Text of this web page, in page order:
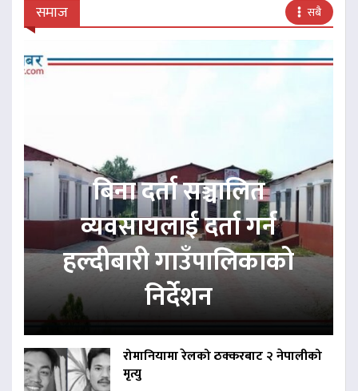
समाज सबै
बिना दर्ता सञ्चालित
व्यवसायलाई दर्ता गर्न
हल्दीबारी गाउँपालिकाको
निर्देशन
रोमानियामा रेलको ठक्करबाट २ नेपालीको
मृत्यु